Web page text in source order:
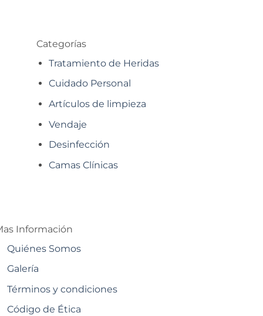
Categorías
Tratamiento de Heridas
Cuidado Personal
Artículos de limpieza
Vendaje
Desinfección
Camas Clínicas
Información
Quiénes Somos
Galería
Términos y condiciones
Código de Ética